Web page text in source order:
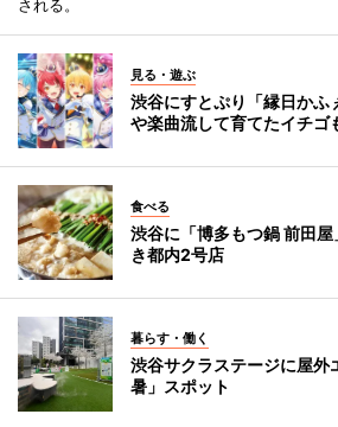
される。
見る・遊ぶ
渋谷にすとぷり「縁日か
や楽曲流して育てたイチゴ
食べる
渋谷に「博多もつ鍋 前田
き都内2号店
暮らす・働く
渋谷サクラステージに屋外
暑」スポット